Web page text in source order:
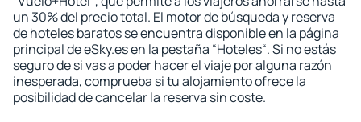
un 30% del precio total. El motor de búsqueda y reserva
de hoteles baratos se encuentra disponible en la página
principal de eSky.es en la pestaña “Hoteles“. Si no estás
seguro de si vas a poder hacer el viaje por alguna razón
inesperada, comprueba si tu alojamiento ofrece la
posibilidad de cancelar la reserva sin coste.